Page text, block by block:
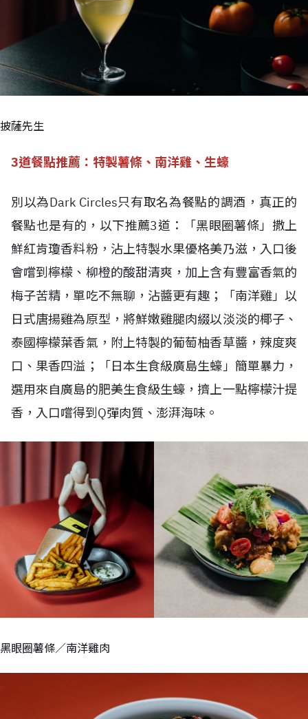
披薩先生
3道餐點推薦：特製薯條、南洋雞、生蠔
別以為Dark Circles只有取名為餐點的調酒，真正的
餐點也是有的，以下推薦3道：「黑眼圈薯條」撒上
鮮紅肯瓊香料粉，沾上特製水果優格美乃滋，入口後
會嚐到檸檬、柳橙的酸甜清爽，加上含有豐富香氣的
梅子苦精，單吃不無聊，沾醬更有趣；「南洋雞」以
日式唐揚雞為原型，將鮮嫩雞腿肉綴以淡淡的椰子、
泰國檸檬葉香氣，附上特製的葡萄柚香草醬，辣度爽
口、果香四溢；「日本生食級廣島生蠔」簡單暴力，
選用來自廣島的肥美生食級生蠔，擠上一點檸檬汁提
香，入口嚐得到Q彈肉質、澎湃海味。
黑眼圈薯條／南洋雞肉